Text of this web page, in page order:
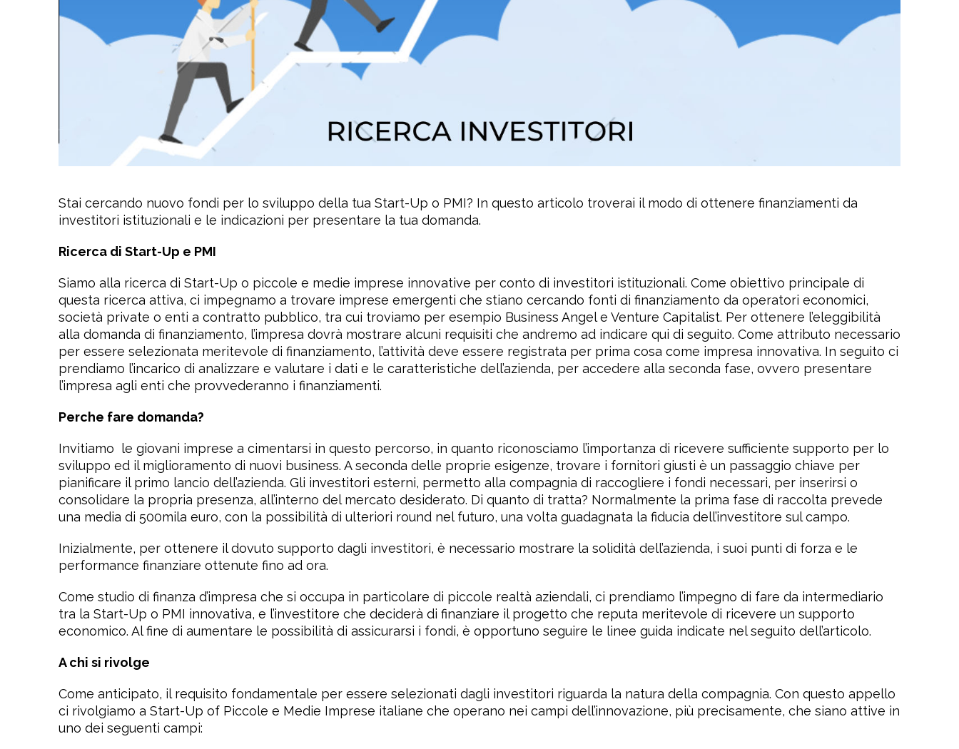
Stai cercando nuovo fondi per lo sviluppo della tua Start-Up o PMI? In questo articolo troverai il modo di ottenere finanziamenti da
investitori istituzionali e le indicazioni per presentare la tua domanda.
Ricerca di Start-Up e PMI
Siamo alla ricerca di Start-Up o piccole e medie imprese innovative per conto di investitori istituzionali. Come obiettivo principale di
questa ricerca attiva, ci impegnamo a trovare imprese emergenti che stiano cercando fonti di finanziamento da operatori economici,
società private o enti a contratto pubblico, tra cui troviamo per esempio Business Angel e Venture Capitalist. Per ottenere l’eleggibilità
alla domanda di finanziamento, l’impresa dovrà mostrare alcuni requisiti che andremo ad indicare qui di seguito. Come attributo necessario
per essere selezionata meritevole di finanziamento, l’attività deve essere registrata per prima cosa come impresa innovativa. In seguito ci
prendiamo l’incarico di analizzare e valutare i dati e le caratteristiche dell’azienda, per accedere alla seconda fase, ovvero presentare
l’impresa agli enti che provvederanno i finanziamenti.
Perche fare domanda?
Invitiamo le giovani imprese a cimentarsi in questo percorso, in quanto riconosciamo l’importanza di ricevere sufficiente supporto per lo
sviluppo ed il miglioramento di nuovi business. A seconda delle proprie esigenze, trovare i fornitori giusti è un passaggio chiave per
pianificare il primo lancio dell’azienda. Gli investitori esterni, permetto alla compagnia di raccogliere i fondi necessari, per inserirsi o
consolidare la propria presenza, all’interno del mercato desiderato. Di quanto di tratta? Normalmente la prima fase di raccolta prevede
una media di 500mila euro, con la possibilità di ulteriori round nel futuro, una volta guadagnata la fiducia dell’investitore sul campo.
Inizialmente, per ottenere il dovuto supporto dagli investitori, è necessario mostrare la solidità dell’azienda, i suoi punti di forza e le
performance finanziare ottenute fino ad ora.
Come studio di finanza d’impresa che si occupa in particolare di piccole realtà aziendali, ci prendiamo l’impegno di fare da intermediario
tra la Start-Up o PMI innovativa, e l’investitore che deciderà di finanziare il progetto che reputa meritevole di ricevere un supporto
economico. Al fine di aumentare le possibilità di assicurarsi i fondi, è opportuno seguire le linee guida indicate nel seguito dell’articolo.
A chi si rivolge
Come anticipato, il requisito fondamentale per essere selezionati dagli investitori riguarda la natura della compagnia. Con questo appello
ci rivolgiamo a Start-Up of Piccole e Medie Imprese italiane che operano nei campi dell’innovazione, più precisamente, che siano attive in
uno dei seguenti campi: